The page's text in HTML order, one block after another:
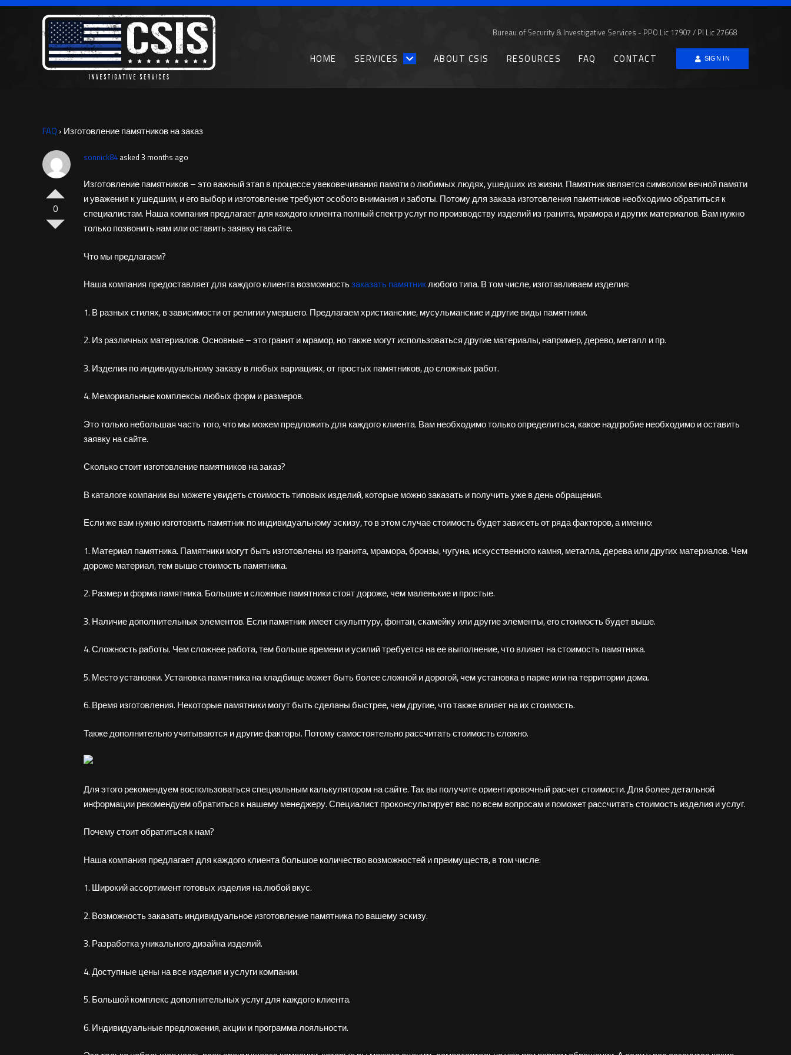
Bureau of Security & Investigative Services - PPO Lic 17907 / PI Lic 27668
HOME SERVICES ABOUT CSIS RESOURCES FAQ CONTACT SIGN IN
FAQ › Изготовление памятников на заказ
0
sonnick84 asked 3 months ago
Изготовление памятников – это важный этап в процессе увековечивания памяти о любимых людях, ушедших из жизни. Памятник является символом вечной памяти
и уважения к ушедшим, и его выбор и изготовление требуют особого внимания и заботы. Потому для заказа изготовления памятников необходимо обратиться к
специалистам. Наша компания предлагает для каждого клиента полный спектр услуг по производству изделий из гранита, мрамора и других материалов. Вам нужно
только позвонить нам или оставить заявку на сайте.
Что мы предлагаем?
Наша компания предоставляет для каждого клиента возможностьзаказать памятниклюбого типа. В том числе, изготавливаем изделия:
1. В разных стилях, в зависимости от религии умершего. Предлагаем христианские, мусульманские и другие виды памятники.
2. Из различных материалов. Основные – это гранит и мрамор, но также могут использоваться другие материалы, например, дерево, металл и пр.
3. Изделия по индивидуальному заказу в любых вариациях, от простых памятников, до сложных работ.
4. Мемориальные комплексы любых форм и размеров.
Это только небольшая часть того, что мы можем предложить для каждого клиента. Вам необходимо только определиться, какое надгробие необходимо и оставить
заявку на сайте.
Сколько стоит изготовление памятников на заказ?
В каталоге компании вы можете увидеть стоимость типовых изделий, которые можно заказать и получить уже в день обращения.
Если же вам нужно изготовить памятник по индивидуальному эскизу, то в этом случае стоимость будет зависеть от ряда факторов, а именно:
1. Материал памятника. Памятники могут быть изготовлены из гранита, мрамора, бронзы, чугуна, искусственного камня, металла, дерева или других материалов. Чем
дороже материал, тем выше стоимость памятника.
2. Размер и форма памятника. Большие и сложные памятники стоят дороже, чем маленькие и простые.
3. Наличие дополнительных элементов. Если памятник имеет скульптуру, фонтан, скамейку или другие элементы, его стоимость будет выше.
4. Сложность работы. Чем сложнее работа, тем больше времени и усилий требуется на ее выполнение, что влияет на стоимость памятника.
5. Место установки. Установка памятника на кладбище может быть более сложной и дорогой, чем установка в парке или на территории дома.
6. Время изготовления. Некоторые памятники могут быть сделаны быстрее, чем другие, что также влияет на их стоимость.
Также дополнительно учитываются и другие факторы. Потому самостоятельно рассчитать стоимость сложно.
Для этого рекомендуем воспользоваться специальным калькулятором на сайте. Так вы получите ориентировочный расчет стоимости. Для более детальной
информации рекомендуем обратиться к нашему менеджеру. Специалист проконсультирует вас по всем вопросам и поможет рассчитать стоимость изделия и услуг.
Почему стоит обратиться к нам?
Наша компания предлагает для каждого клиента большое количество возможностей и преимуществ, в том числе:
1. Широкий ассортимент готовых изделия на любой вкус.
2. Возможность заказать индивидуальное изготовление памятника по вашему эскизу.
3. Разработка уникального дизайна изделий.
4. Доступные цены на все изделия и услуги компании.
5. Большой комплекс дополнительных услуг для каждого клиента.
6. Индивидуальные предложения, акции и программа лояльности.